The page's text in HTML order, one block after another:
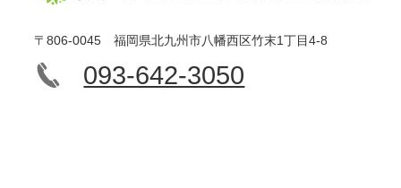
〒806-0045 福岡県北九州市八幡西区竹末1丁目4-8
093-642-3050